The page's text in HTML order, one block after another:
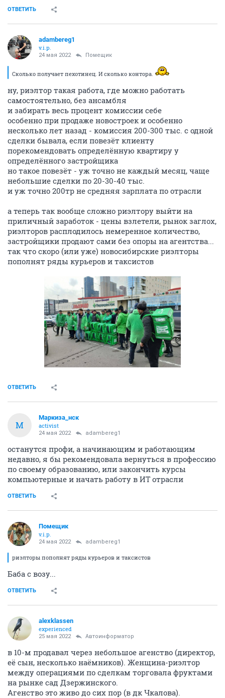
ОТВЕТИТЬ
adambereg1
v.i.p.
24 мая 2022 Помещик
Сколько получает пехотинец. И сколько контора.
ну, риэлтор такая работа, где можно работать
самостоятельно, без ансамбля
и забирать весь процент комиссии себе
особенно при продаже новостроек и особенно
несколько лет назад - комиссия 200-300 тыс. с одной
сделки бывала, если повезёт клиенту
порекомендовать определённую квартиру у
определённого застройщика
но такое повезёт - уж точно не каждый месяц, чаще
небольшие сделки по 20-30-40 тыс.
и уж точно 200тр не средняя зарплата по отрасли
а теперь так вообще сложно риэлтору выйти на
приличный заработок - цены взлетели, рынок заглох,
риэлторов расплодилось немеренное количество,
застройщики продают сами без опоры на агентства...
так что скоро (или уже) новосибирские риэлторы
пополнят ряды курьеров и таксистов
ОТВЕТИТЬ
М
Маркиза_нск
activist
24 мая 2022 adambereg1
останутся профи, а начинающим и работающим
недавно, я бы рекомендовала вернуться в профессию
по своему образованию, или закончить курсы
компьютерные и начать работу в ИТ отрасли
ОТВЕТИТЬ
Помещик
v.i.p.
24 мая 2022 adambereg1
риэлторы пополнят ряды курьеров и таксистов
Баба с возу...
ОТВЕТИТЬ
alexklassen
experienced
25 мая 2022 Автоинформатор
в 10-м продавал через небольшое агенство (директор,
её сын, несколько наёмников). Женщина-риэлтор
между операциями по сделкам торговала фруктами
на рынке сад Дзержинского.
Агенство это живо до сих пор (в дк Чкалова).